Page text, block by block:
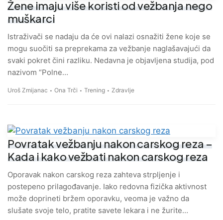
Žene imaju više koristi od vežbanja nego
muškarci
Istraživači se nadaju da će ovi nalazi osnažiti žene koje se
mogu suočiti sa preprekama za vežbanje naglašavajući da
svaki pokret čini razliku. Nedavna je objavljena studija, pod
nazivom “Polne…
Uroš Zmijanac Ona Trči Trening Zdravlje
Povratak vežbanju nakon carskog reza –
Kada i kako vežbati nakon carskog reza
Oporavak nakon carskog reza zahteva strpljenje i
postepeno prilagođavanje. Iako redovna fizička aktivnost
može doprineti bržem oporavku, veoma je važno da
slušate svoje telo, pratite savete lekara i ne žurite…